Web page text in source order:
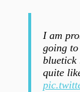
I am
going
bluetick
quite